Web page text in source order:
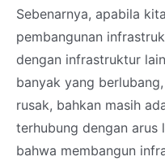
Sebenarnya, apabila
pembangunan
dengan infrastruktur
banyak yang
rusak, bahkan masih
terhubung dengan arus
bahwa membangun